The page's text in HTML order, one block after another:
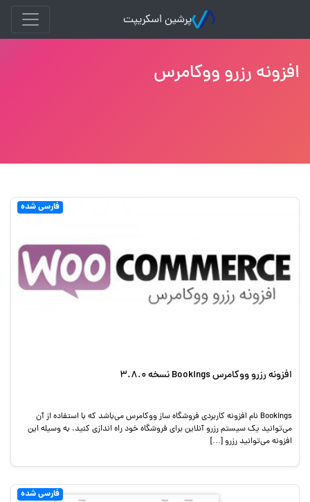
پرشین اسکریپت
افزونه رزرو ووکامرس
فارسی شده
افزونه رزرو ووکامرس Bookings نسخه 3.8.0
Bookings نام افزونه کاربردی فروشگاه ساز ووکامرس می‌باشد که با استفاده از آن
می‌توانید یک سیستم رزرو آنلاین برای فروشگاه خود راه اندازی کنید. به وسیله این
افزونه می‌توانید رزرو […]
فارسی شده